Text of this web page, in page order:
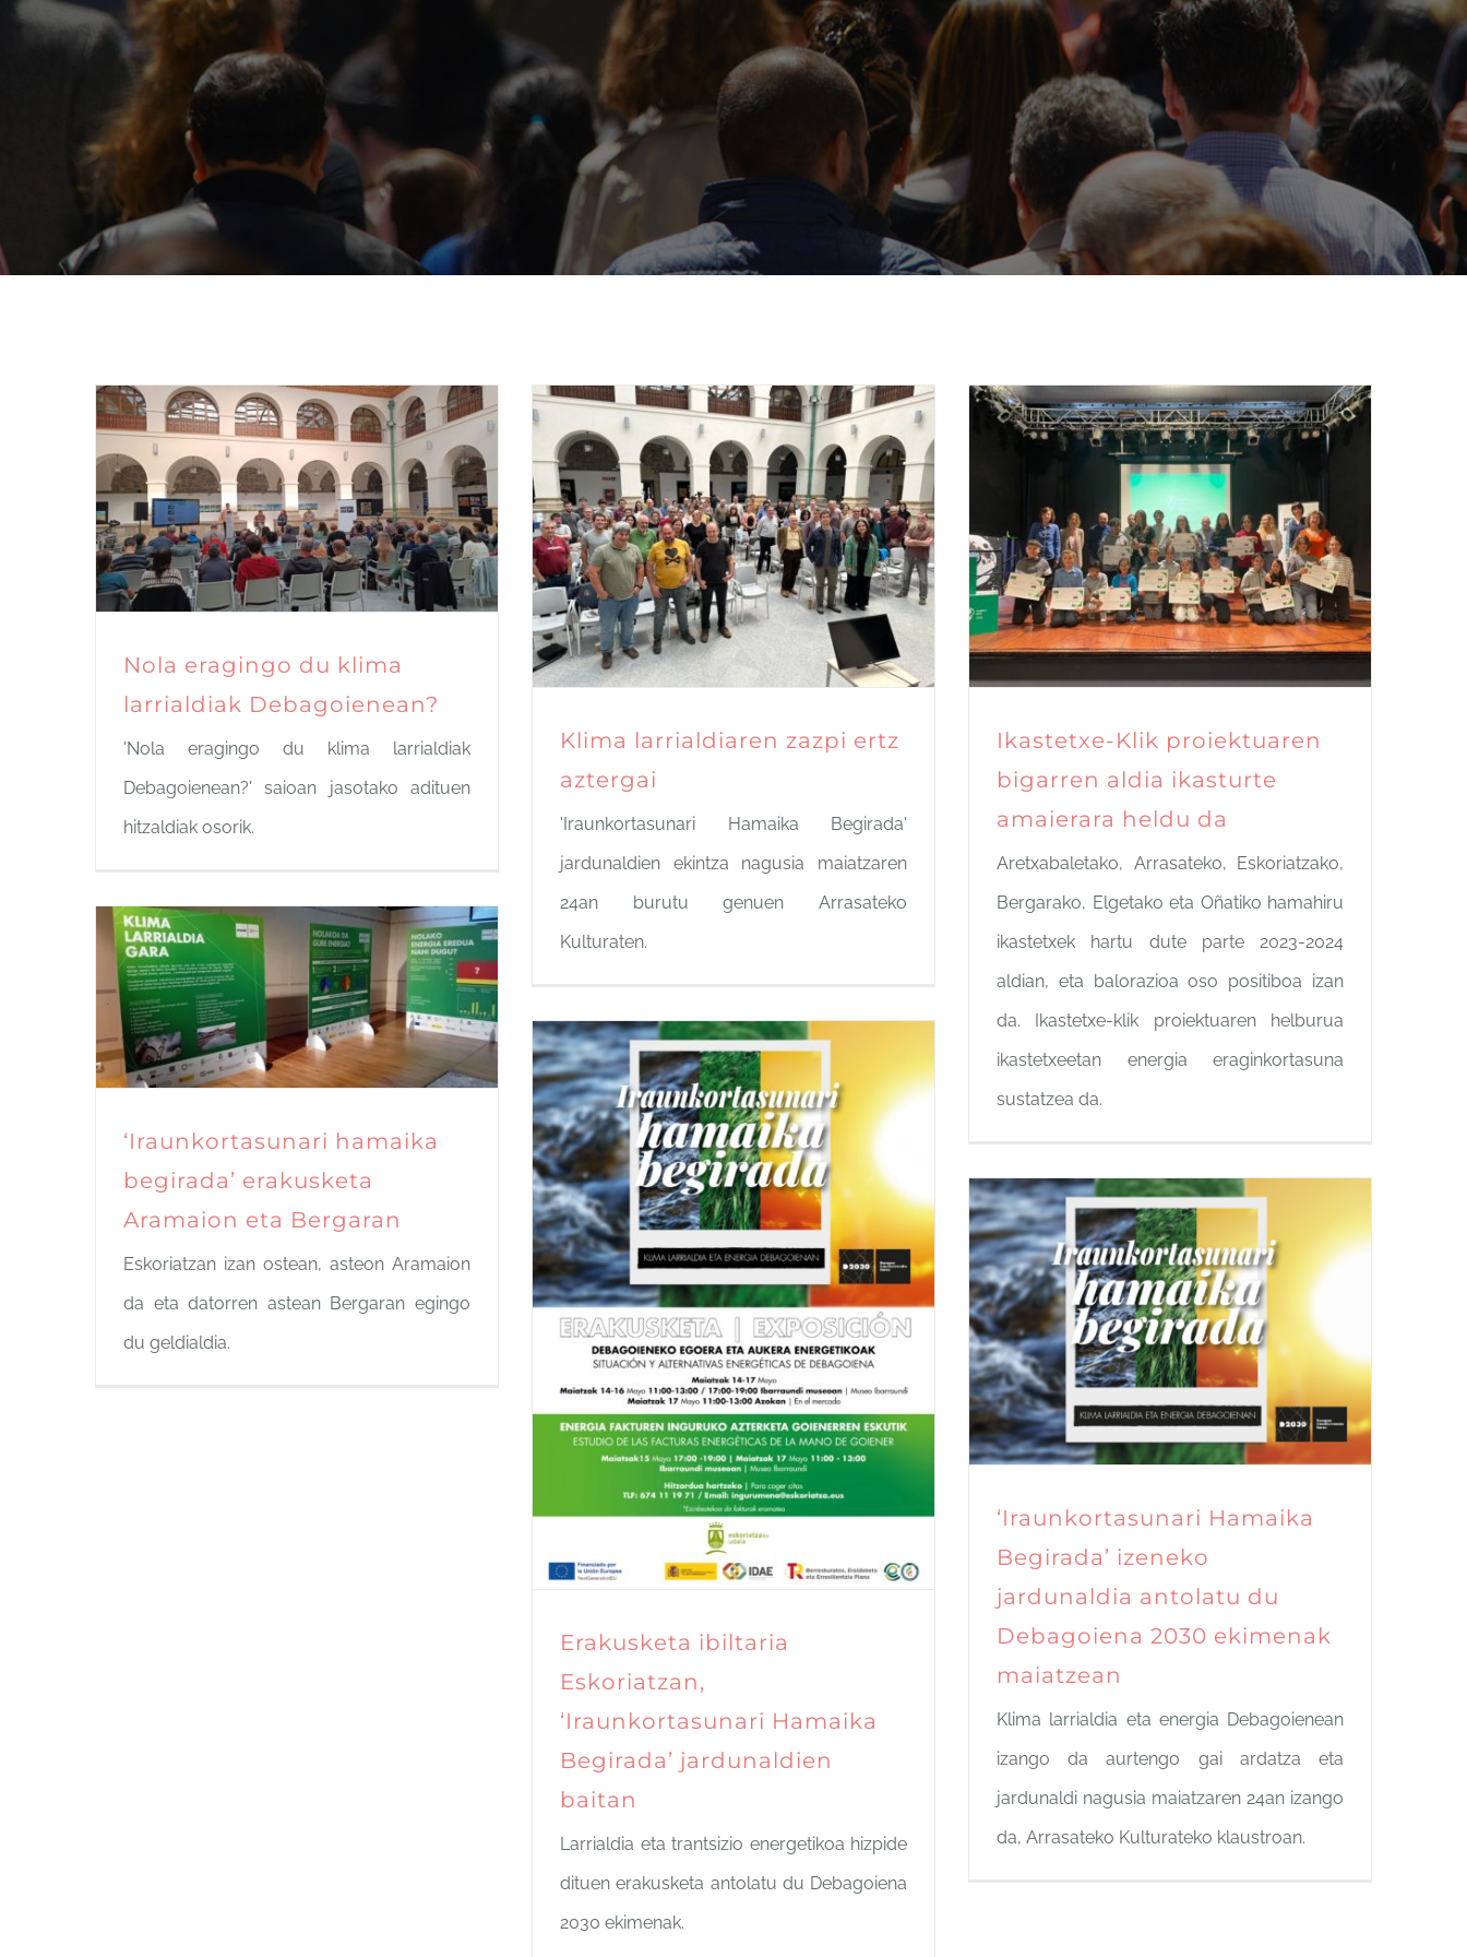
Nola eragingo du klima
larrialdiak Debagoienean?
'Nola eragingo du klima larrialdiak
Debagoienean?' saioan jasotako adituen
hitzaldiak osorik.
Klima larrialdiaren zazpi ertz
aztergai
'Iraunkortasunari Hamaika Begirada'
jardunaldien ekintza nagusia maiatzaren
24an burutu genuen Arrasateko
Kulturaten.
Ikastetxe-Klik proiektuaren
bigarren aldia ikasturte
amaierara heldu da
Aretxabaletako, Arrasateko, Eskoriatzako,
Bergarako, Elgetako eta Oñatiko hamahiru
ikastetxek hartu dute parte 2023-2024
aldian, eta balorazioa oso positiboa izan
da. Ikastetxe-klik proiektuaren helburua
ikastetxeetan energia eraginkortasuna
sustatzea da.
‘Iraunkortasunari hamaika
begirada’ erakusketa
Aramaion eta Bergaran
Eskoriatzan izan ostean, asteon Aramaion
da eta datorren astean Bergaran egingo
du geldialdia.
Erakusketa ibiltaria
Eskoriatzan,
‘Iraunkortasunari Hamaika
Begirada’ jardunaldien
baitan
Larrialdia eta trantsizio energetikoa hizpide
dituen erakusketa antolatu du Debagoiena
2030 ekimenak.
‘Iraunkortasunari Hamaika
Begirada’ izeneko
jardunaldia antolatu du
Debagoiena 2030 ekimenak
maiatzean
Klima larrialdia eta energia Debagoienean
izango da aurtengo gai ardatza eta
jardunaldi nagusia maiatzaren 24an izango
da, Arrasateko Kulturateko klaustroan.